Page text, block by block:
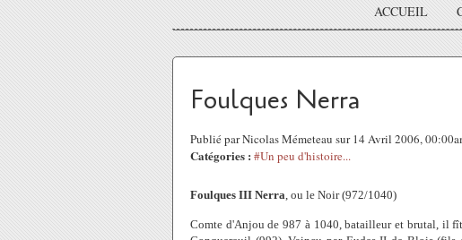
ACCUEIL
Foulques Nerra
Publié par Nicolas Mémeteau sur 14 Avril 2006,
Catégories : #Un peu d'histoire...
Foulques III Nerra, ou le Noir (972/1040)
Comte d'Anjou de 987 à 1040, batailleur et brutal, il